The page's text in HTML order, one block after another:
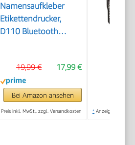
Namensaufkleber
Etikettendrucker,
D110 Bluetooth
17,99 €
19,99 €
Bei Amazon ansehen
Preis inkl. MwSt., zzgl. Versandkosten * Anzeige